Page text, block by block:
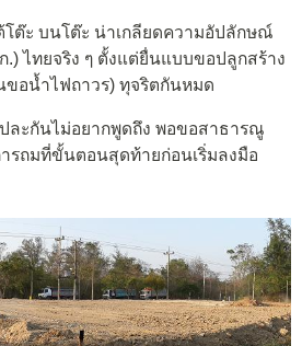
โต๊ะ บนโต๊ะ น่าเกลียดความอัปลักษณ์
.) ไทยจริง ๆ ตั้งแต่ยื่นแบบขอปลูกสร้าง
อน้ำไฟถาวร) ทุจริตกันหมด
ละกันไม่อยากพูดถึง พอขอสาธารณู
ารถมที่ขั้นตอนสุดท้ายก่อนเริ่มลงมือ